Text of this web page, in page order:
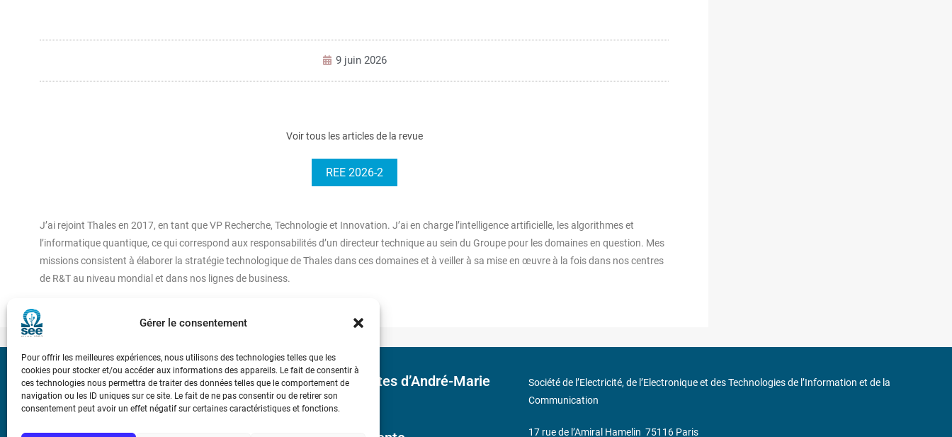
Gérer le consentement
Pour offrir les meilleures expériences, nous utilisons des technologies telles que les
cookies pour stocker et/ou accéder aux informations des appareils. Le fait de consentir à
ces technologies nous permettra de traiter des données telles que le comportement de
navigation ou les ID uniques sur ce site. Le fait de ne pas consentir ou de retirer son
consentement peut avoir un effet négatif sur certaines caractéristiques et fonctions.
9 juin 2026
Voir tous les articles de la revue
REE 2026-2
J’ai rejoint Thales en 2017, en tant que VP Recherche, Technologie et Innovation. J’ai en charge l’intelligence artificielle, les algorithmes et
l’informatique quantique, ce qui correspond aux responsabilités d’un directeur technique au sein du Groupe pour les domaines en question. Mes
missions consistent à élaborer la stratégie technologique de Thales dans ces domaines et à veiller à sa mise en œuvre à la fois dans nos centres
de R&T au niveau mondial et dans nos lignes de business.
Bicentenaire des découvertes d’André-Marie
Ampère
Société de l’Electricité, de l’Electronique et des Technologies de l’Information et de la
Communication
17 rue de l’Amiral Hamelin 75116 Paris